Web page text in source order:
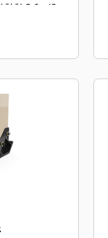
합한 2.6m(8
션을 사용할